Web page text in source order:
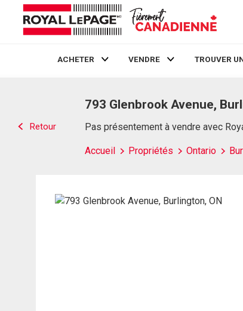
ACHETER VENDRE TROUVER
Retour
793 Glenbrook Avenue,
Pas présentement à vendre avec
Accueil Propriétés Ontario